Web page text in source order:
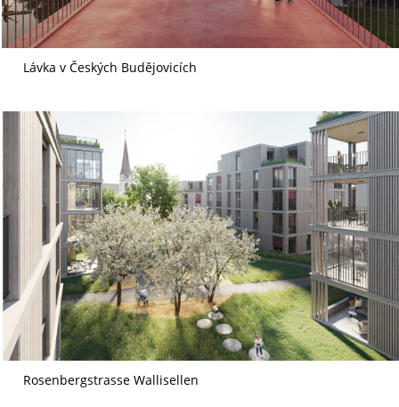
Lávka v Českých Budějovicích
Rosenbergstrasse Wallisellen